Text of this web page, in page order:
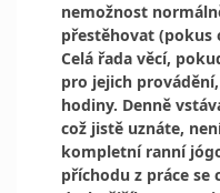
nemožnost
přestěhovat (pokus
Celá řada věcí,
pro jejich
hodiny. Denně
což jistě uznáte,
kompletní ranní
příchodu z práce se